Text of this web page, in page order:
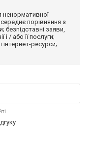
ненормативної
порівняння з
заяви,
/ або її послуги;
ресурси;